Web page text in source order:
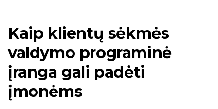
Kaip klientų sėkmės
valdymo programinė
įranga gali padėti
įmonėms